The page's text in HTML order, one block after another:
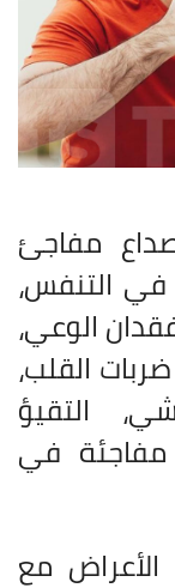
مفاجئ
التنفس،
الوعي،
القلب،
التقيؤ
مفاجئة في
مع